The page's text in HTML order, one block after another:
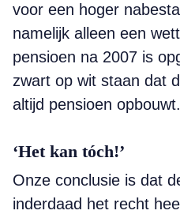
voor een hoger
namelijk alleen een
pensioen na 2007 is
zwart op wit staan dat
altijd pensioen opbouwt.
‘Het kan tóch!’
Onze conclusie is dat
inderdaad het recht